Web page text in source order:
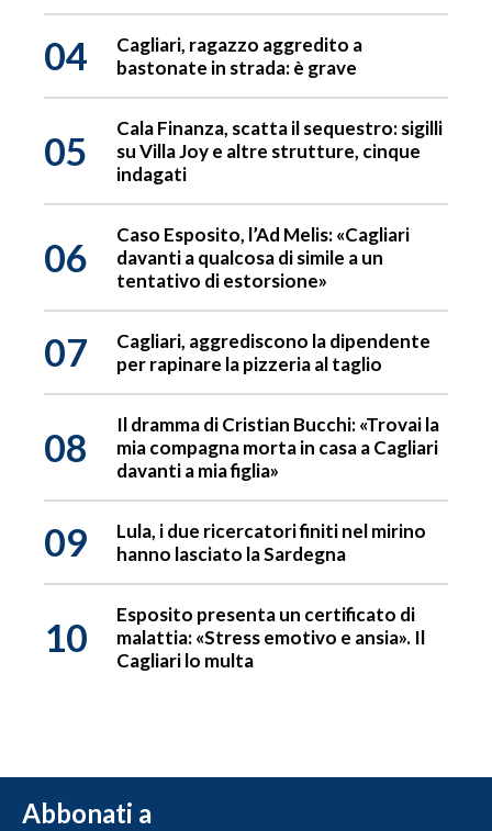
04
Cagliari, ragazzo aggredito a
bastonate in strada: è grave
05
Cala Finanza, scatta il sequestro: sigilli
su Villa Joy e altre strutture, cinque
indagati
06
Caso Esposito, l’Ad Melis: «Cagliari
davanti a qualcosa di simile a un
tentativo di estorsione»
07
Cagliari, aggrediscono la dipendente
per rapinare la pizzeria al taglio
08
Il dramma di Cristian Bucchi: «Trovai la
mia compagna morta in casa a Cagliari
davanti a mia figlia»
09
Lula, i due ricercatori finiti nel mirino
hanno lasciato la Sardegna
10
Esposito presenta un certificato di
malattia: «Stress emotivo e ansia». Il
Cagliari lo multa
Abbonati a